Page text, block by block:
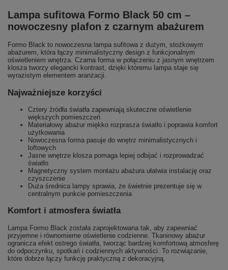
Lampa sufitowa Formo Black 50 cm –
nowoczesny plafon z czarnym abażurem
Formo Black to nowoczesna lampa sufitowa z dużym, stożkowym
abażurem, która łączy minimalistyczny design z funkcjonalnym
oświetleniem wnętrza. Czarna forma w połączeniu z jasnym wnętrzem
klosza tworzy elegancki kontrast, dzięki któremu lampa staje się
wyrazistym elementem aranżacji.
Najważniejsze korzyści
Cztery źródła światła zapewniają skuteczne oświetlenie
większych pomieszczeń
Materiałowy abażur miękko rozprasza światło i poprawia komfort
użytkowania
Nowoczesna forma pasuje do wnętrz minimalistycznych i
loftowych
Jasne wnętrze klosza pomaga lepiej odbijać i rozprowadzać
światło
Magnetyczny system montażu abażura ułatwia instalację oraz
czyszczenie
Duża średnica lampy sprawia, że świetnie prezentuje się w
centralnym punkcie pomieszczenia
Komfort i atmosfera światła
Lampa Formo Black została zaprojektowana tak, aby zapewniać
przyjemne i równomierne oświetlenie codzienne. Tkaninowy abażur
ogranicza efekt ostrego światła, tworząc bardziej komfortową atmosferę
do odpoczynku, spotkań i codziennych aktywności. To rozwiązanie,
które dobrze łączy funkcję praktyczną z dekoracyjną.